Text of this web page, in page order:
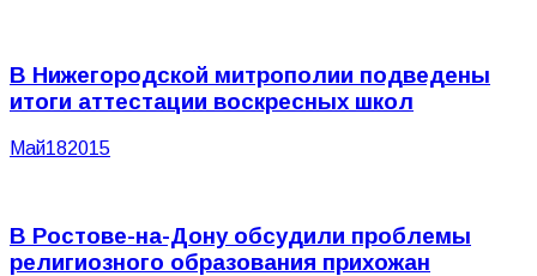
В Нижегородской митрополии подведены
итоги аттестации воскресных школ
Май182015
В Ростове-на-Дону обсудили проблемы
религиозного образования прихожан